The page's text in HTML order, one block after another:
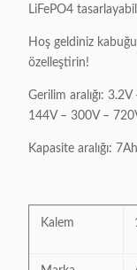
LiFePO4
Hoş geldiniz
özelleştirin!
Gerilim aralığı:
144V – 300V –
Kapasite aralığı:
Kalem